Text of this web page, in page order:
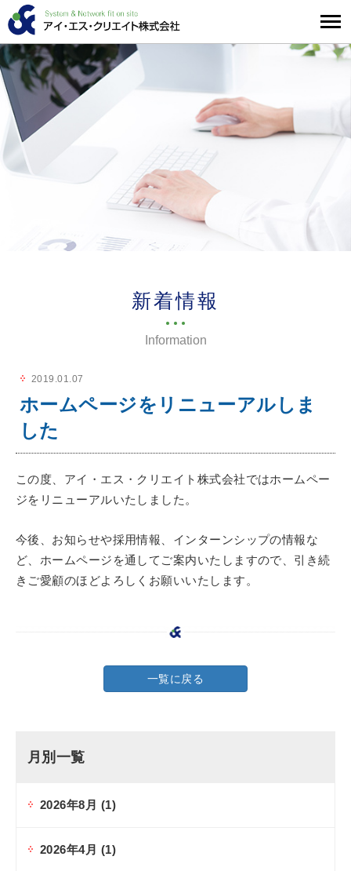
新着情報
Information
2019.01.07
ホームページをリニューアルしま
した
この度、アイ・エス・クリエイト株式会社ではホームペー
ジをリニューアルいたしました。
今後、お知らせや採用情報、インターンシップの情報な
ど、ホームページを通してご案内いたしますので、引き続
きご愛顧のほどよろしくお願いいたします。
一覧に戻る
月別一覧
2026年8月 (1)
2026年4月 (1)